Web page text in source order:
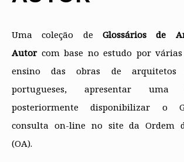
Conselho Fiscal
Conselho de Supervisão
Assembleia Regional
Conselho Diretivo Regional
Regional
CAU
Autor
Protocolos Comerciais
Legislação
Apoio jurídico
Minutas
Açores
Notícias
Toda a OA
Centro
Lisboa e Vale do Tejo
Alentejo
Algarve
Açores
Açores
Uma coleção de Glossários de
Autor com base n​o estudo por
ensino das obras de arquitetos
portugueses, apresentar uma
posteriormente disponibilizar o
consulta on-line no site da Ordem
(OA).